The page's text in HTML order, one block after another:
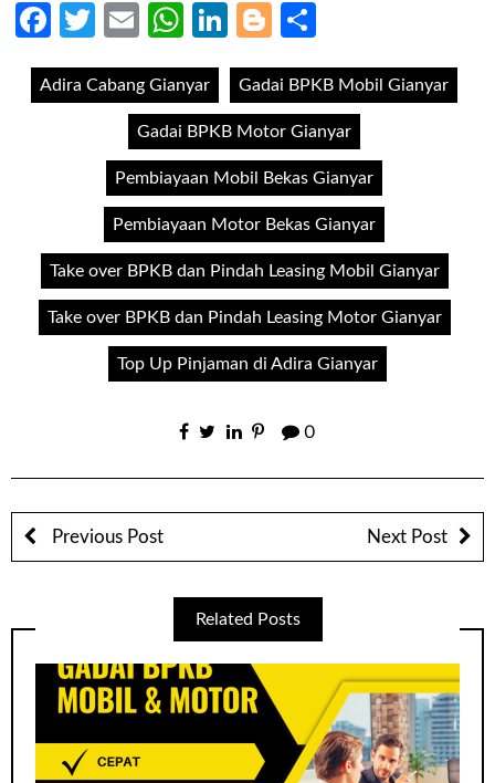
Facebook
Twitter
EmailWhatsApp
LinkedIn
Blogger
Adira Cabang Gianyar Gadai BPKB Mobil Gianyar
Gadai BPKB Motor Gianyar
Pembiayaan Mobil Bekas Gianyar
Pembiayaan Motor Bekas Gianyar
Take over BPKB dan Pindah Leasing Mobil Gianyar
Take over BPKB dan Pindah Leasing Motor Gianyar
Top Up Pinjaman di Adira Gianyar
0
Previous Post Next Post
Related Posts